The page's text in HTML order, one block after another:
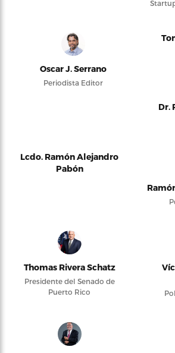
Oscar J. Serrano
Periodista Editor
Dr.
Lcdo. Ramón Alejandro
Pabón
Thomas Rivera Schatz
Presidente del Senado de
Puerto Rico